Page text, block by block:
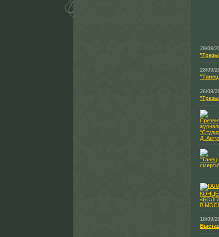
29/09/
28/09/
26/09/
18/09/